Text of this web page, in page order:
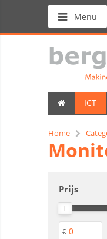
Menu
ICT
Home
Prijs
€